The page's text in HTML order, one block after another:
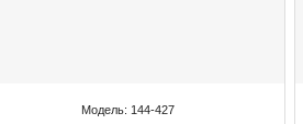
Модель: 144-427